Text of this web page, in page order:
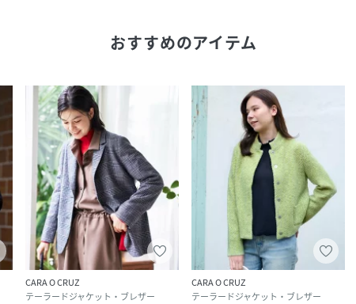
おすすめのアイテム
CARA O CRUZ
テーラードジャケット・ブレザー
CARA O CRUZ
テーラードジャケット・ブレザー